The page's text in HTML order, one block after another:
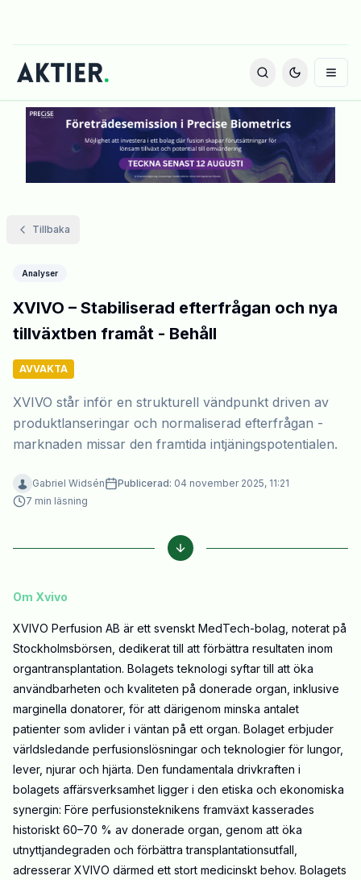
Tillbaka
Analyser
XVIVO – Stabiliserad efterfrågan och nya
tillväxtben framåt - Behåll
AVVAKTA
XVIVO står inför en strukturell vändpunkt driven av
produktlanseringar och normaliserad efterfrågan -
marknaden missar den framtida intjäningspotentialen.
Gabriel Widsén Publicerad: 04 november 2025, 11:21
7 min läsning
Om Xvivo
XVIVO Perfusion AB är ett svenskt MedTech-bolag, noterat på
Stockholmsbörsen, dedikerat till att förbättra resultaten inom
organtransplantation. Bolagets teknologi syftar till att öka
användbarheten och kvaliteten på donerade organ, inklusive
marginella donatorer, för att därigenom minska antalet
patienter som avlider i väntan på ett organ. Bolaget erbjuder
världsledande perfusionslösningar och teknologier för lungor,
lever, njurar och hjärta. Den fundamentala drivkraften i
bolagets affärsverksamhet ligger i den etiska och ekonomiska
synergin: Före perfusionsteknikens framväxt kasserades
historiskt 60–70 % av donerade organ, genom att öka
utnyttjandegraden och förbättra transplantationsutfall,
adresserar XVIVO därmed ett stort medicinskt behov. Bolagets